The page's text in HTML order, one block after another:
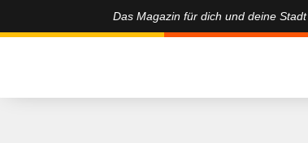
Das Magazin für dich und deine Stadt